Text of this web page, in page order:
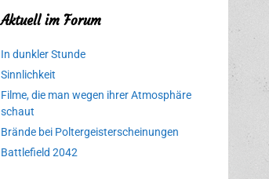
Aktuell im Forum
In dunkler Stunde
Sinnlichkeit
Filme, die man wegen ihrer Atmosphäre
schaut
Brände bei Poltergeisterscheinungen
Battlefield 2042